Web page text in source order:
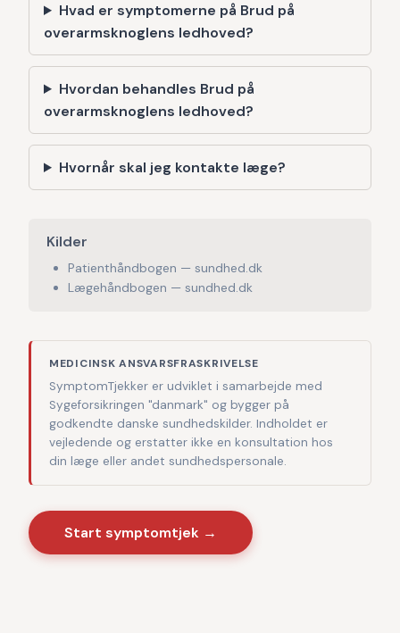
Hvad er symptomerne på Brud på
overarmsknoglens ledhoved?
Hvordan behandles Brud på
overarmsknoglens ledhoved?
Hvornår skal jeg kontakte læge?
Kilder
Patienthåndbogen — sundhed.dk
Lægehåndbogen — sundhed.dk
MEDICINSK ANSVARSFRASKRIVELSE
SymptomTjekker er udviklet i samarbejde med
Sygeforsikringen "danmark" og bygger på
godkendte danske sundhedskilder. Indholdet er
vejledende og erstatter ikke en konsultation hos
din læge eller andet sundhedspersonale.
Start symptomtjek →